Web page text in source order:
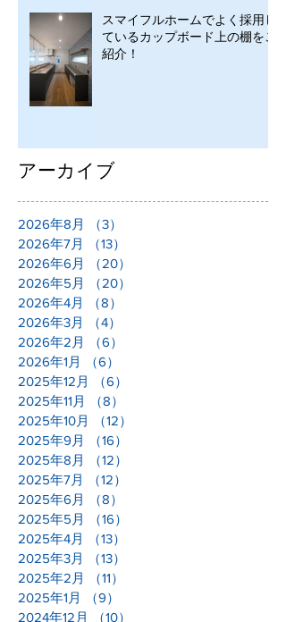
スマイフルホームでよく採用し
ているカップボード上の棚をご
紹介！
アーカイブ
2026年8月 （3）
2026年7月
（13）
2026年6月
（20）
2026年5月
（20）
2026年4月
（8）
2026年3月
（4）
2026年2月
（6）
2026年1月
（6）
2025年12月
（6）
2025年11月
（8）
2025年10月
（12）
2025年9月
（16）
2025年8月
（12）
2025年7月
（12）
2025年6月
（8）
2025年5月
（16）
2025年4月
（13）
2025年3月
（13）
2025年2月
（11）
2025年1月
（9）
2024年12月
（10）